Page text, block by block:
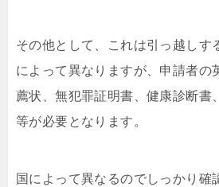
その他として、これは引っ越しす
によって異なりますが、申請者の
薦状、無犯罪証明書、健康診断書
等が必要となります。
国によって異なるのでしっかり確